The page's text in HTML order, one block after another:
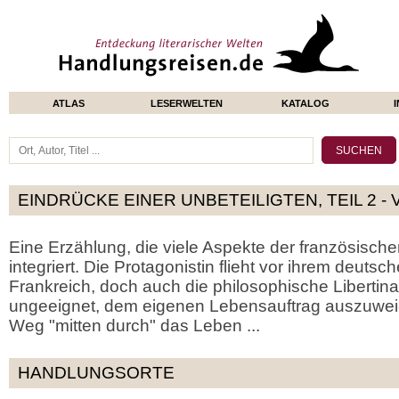
ATLAS LESERWELTEN KATALOG
EINDRÜCKE EINER UNBETEILIGTEN, TEIL 2 -
Eine Erzählung, die viele Aspekte der
integriert. Die Protagonistin flieht vor ihrem
Frankreich, doch auch die philosophische
ungeeignet, dem eigenen Lebensauftrag
Weg "mitten durch" das Leben ...
HANDLUNGSORTE